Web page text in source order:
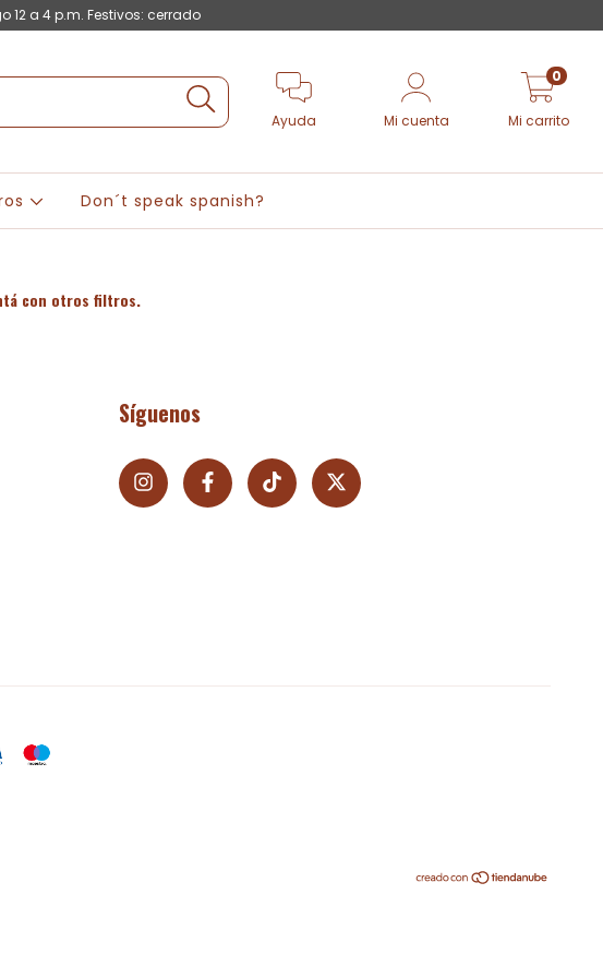
12 a 4 p.m. Festivos: cerrado
Ayuda Mi cuenta Mi carrito
0
Don´t speak spanish?
con otros filtros.
Síguenos